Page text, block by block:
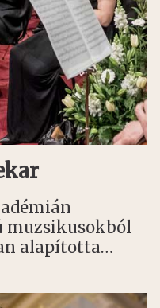
muzsikusokból
alapította…